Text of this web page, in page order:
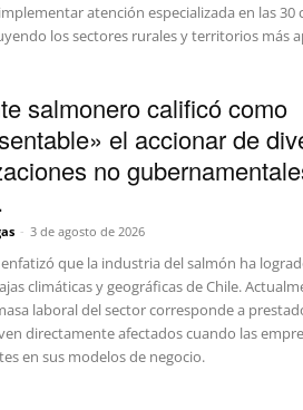
atención especializada en las 30
los sectores rurales y territorios más
salmonero calificó como
el accionar de
no
- 3 de agosto de 2026
que la industria del salmón ha
climáticas y geográficas de Chile.
laboral del sector corresponde a
directamente afectados cuando las
en sus modelos de negocio.